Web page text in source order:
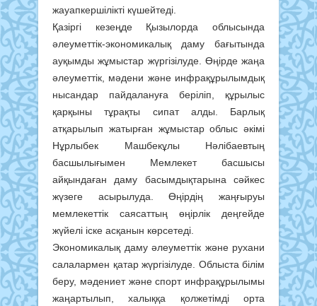
жауапкершілікті күшейтеді.
Қазіргі кезеңде Қызылорда облысында
әлеуметтік-экономикалық даму бағытында
ауқымды жұмыстар жүргізілуде. Өңірде жаңа
әлеуметтік, мәдени және инфрақұрылымдық
нысандар пайдалануға беріліп, құрылыс
қарқыны тұрақты сипат алды. Барлық
атқарылып жатырған жұмыстар облыс әкімі
Нұрлыбек Машбекұлы Нәлібаевтың
басшылығымен Мемлекет басшысы
айқындаған даму басымдықтарына сәйкес
жүзеге асырылуда. Өңірдің жаңғыруы
мемлекеттік саясаттың өңірлік деңгейде
жүйелі іске асқанын көрсетеді.
Экономикалық даму әлеуметтік және рухани
салалармен қатар жүргізілуде. Облыста білім
беру, мәдениет және спорт инфрақұрылымы
жаңартылып, халыққа қолжетімді орта